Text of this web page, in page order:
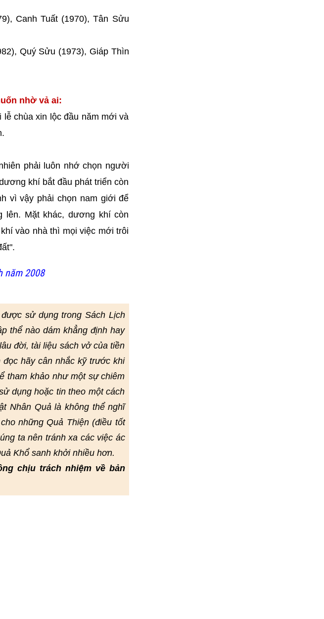
Canh Tuất (1970), Tân Sửu
Quý Sửu (1973), Giáp Thìn
nhờ vả ai:
chùa xin lộc đầu năm mới và
phải luôn nhớ chọn người
khí bắt đầu phát triển còn
vì vậy phải chọn nam giới để
lên. Mặt khác, dương khí còn
vào nhà thì mọi việc mới trôi
năm 2008
sử dụng trong Sách Lịch
thể nào dám khẳng định hay
đời, tài liệu sách vở của tiền
hãy cân nhắc kỹ trước khi
tham khảo như một sự chiêm
dụng hoặc tin theo một cách
Nhân Quả là không thể nghĩ
những Quả Thiện (điều tốt
ta nên tránh xa các việc ác
Khổ sanh khởi nhiều hơn.
chịu trách nhiệm về bản